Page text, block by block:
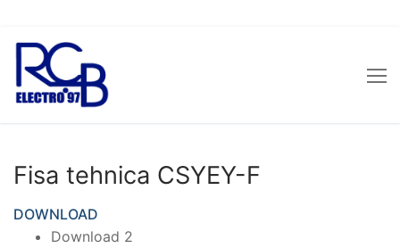
Sari
conținut
Fisa tehnica CSYEY-F
DOWNLOAD
Download 2